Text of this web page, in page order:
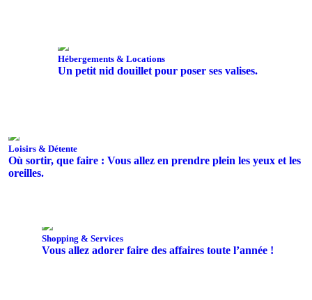
Hébergements & Locations
Un petit nid douillet pour poser ses valises.
Loisirs & Détente
Où sortir, que faire : Vous allez en prendre plein les yeux et les
oreilles.
Shopping & Services
Vous allez adorer faire des affaires toute l’année !